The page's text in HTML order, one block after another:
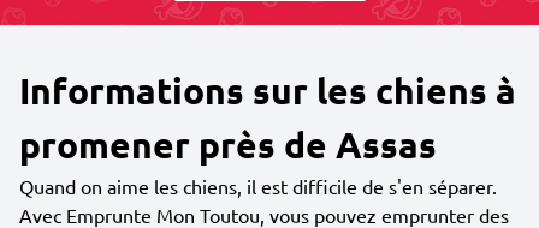
Informations sur les chiens à
promener près de Assas
Quand on aime les chiens, il est difficile de s'en séparer.
Avec Emprunte Mon Toutou, vous pouvez emprunter des